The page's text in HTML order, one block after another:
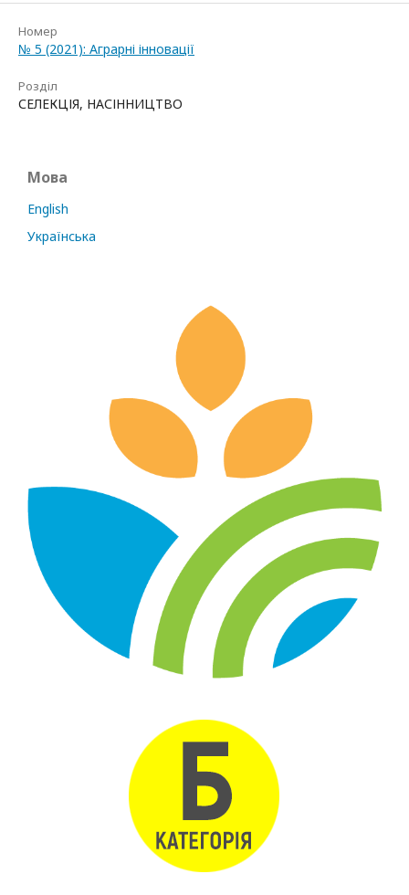
Номер
№ 5 (2021): Аграрні інновації
Розділ
СЕЛЕКЦІЯ, НАСІННИЦТВО
Мова
English
Українська